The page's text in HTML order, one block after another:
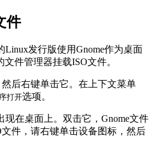
件
发行版使用Gnome作为桌面
件管理器挂载ISO文件。
后右键单击它。在上下文菜单
打开选项。
在桌面上。双击它，Gnome文件
件，请右键单击设备图标，然后